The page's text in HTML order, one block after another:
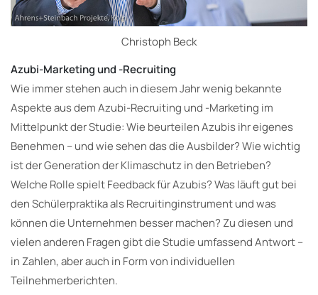
Christoph Beck
Azubi-Marketing und -Recruiting
Wie immer stehen auch in diesem Jahr wenig bekannte
Aspekte aus dem Azubi-Recruiting und -Marketing im
Mittelpunkt der Studie: Wie beurteilen Azubis ihr eigenes
Benehmen – und wie sehen das die Ausbilder? Wie wichtig
ist der Generation der Klimaschutz in den Betrieben?
Welche Rolle spielt Feedback für Azubis? Was läuft gut bei
den Schülerpraktika als Recruitinginstrument und was
können die Unternehmen besser machen? Zu diesen und
vielen anderen Fragen gibt die Studie umfassend Antwort –
in Zahlen, aber auch in Form von individuellen
Teilnehmerberichten.